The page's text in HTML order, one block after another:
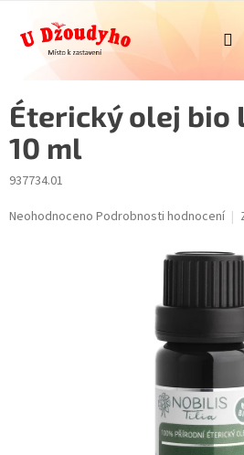
obsah
Éterický olej bio
10 ml
937734.01
Průměrné
Neohodnoceno Podrobnosti hodnocení